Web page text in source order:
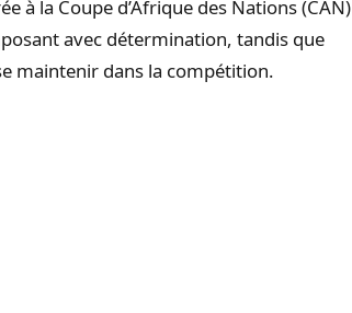
à la Coupe d’Afrique des Nations (CAN)
avec détermination, tandis que
maintenir dans la compétition.